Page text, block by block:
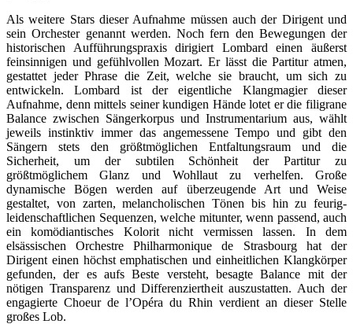
Als weitere Stars dieser Aufnahme müssen auch der Dirigent und
sein Orchester genannt werden. Noch fern den Bewegungen der
historischen Aufführungspraxis dirigiert Lombard einen äußerst
feinsinnigen und gefühlvollen Mozart. Er lässt die Partitur atmen,
gestattet jeder Phrase die Zeit, welche sie braucht, um sich zu
entwickeln. Lombard ist der eigentliche Klangmagier dieser
Aufnahme, denn mittels seiner kundigen Hände lotet er die filigrane
Balance zwischen Sängerkorpus und Instrumentarium aus, wählt
jeweils instinktiv immer das angemessene Tempo und gibt den
Sängern stets den größtmöglichen Entfaltungsraum und die
Sicherheit, um der subtilen Schönheit der Partitur zu
größtmöglichem Glanz und Wohllaut zu verhelfen. Große
dynamische Bögen werden auf überzeugende Art und Weise
gestaltet, von zarten, melancholischen Tönen bis hin zu feurig-
leidenschaftlichen Sequenzen, welche mitunter, wenn passend, auch
ein komödiantisches Kolorit nicht vermissen lassen. In dem
elsässischen Orchestre Philharmonique de Strasbourg hat der
Dirigent einen höchst emphatischen und einheitlichen Klangkörper
gefunden, der es aufs Beste versteht, besagte Balance mit der
nötigen Transparenz und Differenziertheit auszustatten. Auch der
engagierte Choeur de l’Opéra du Rhin verdient an dieser Stelle
großes Lob.